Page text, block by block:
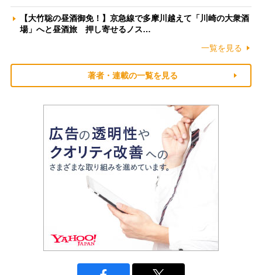
【大竹聡の昼酒御免！】京急線で多摩川越えて「川崎の大衆酒
場」へと昼酒旅 押し寄せるノス…
一覧を見る
著者・連載の一覧を見る